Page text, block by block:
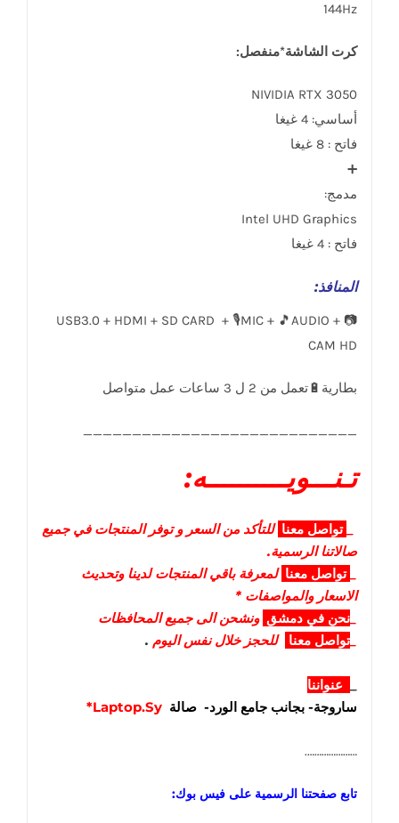
144Hz
كرت الشاشة*منفصل:
NIVIDIA RTX 3050
أساسي: 4 غيغا
فاتح : 8 غيغا
➕
مدمج:
Intel UHD Graphics
فاتح : 4 غيغا
المنافذ:
USB3.0 + HDMI + SD CARD + 🎙MIC + 🎵AUDIO + 📷
CAM HD
____________________________
تـنـــويــــــــــه:
تواصل معنا للتأكد من السعر و توفر المنتجات في جميع
صالاتنا الرسمية.
تواصل معنا لمعرفة باقي المنتجات لدينا وتحديث
الاسعار والمواصفات *
نحن في دمشق ونشحن الى جميع المحافظات
تواصل معنا للحجز خلال نفس اليوم .
عنواننا
ساروجة- بجانب جامع الورد- صالة
………………….
تابع صفحتنا الرسمية على فيس بوك: